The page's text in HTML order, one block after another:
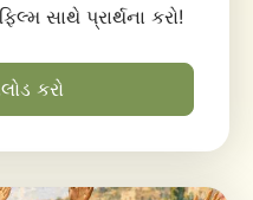
સાથે પ્રાર્થના કરો!
કરો